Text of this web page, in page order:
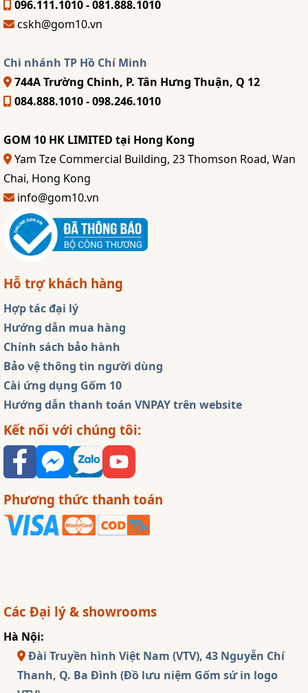
096.111.1010 - 081.888.1010
cskh@gom10.vn
Chi nhánh TP Hồ Chí Minh
744A Trường Chinh, P. Tân Hưng Thuận, Q 12
084.888.1010 - 098.246.1010
GOM 10 HK LIMITED tại Hong Kong
Yam Tze Commercial Building, 23 Thomson Road, Wan
Chai, Hong Kong
info@gom10.vn
Hỗ trợ khách hàng
Hợp tác đại lý
Hướng dẫn mua hàng
Chính sách bảo hành
Bảo vệ thông tin người dùng
Cài ứng dụng Gốm 10
Hướng dẫn thanh toán VNPAY trên website
Kết nối với chúng tôi:
Phương thức thanh toán
Các Đại lý & showrooms
Hà Nội:
Đài Truyền hình Việt Nam (VTV), 43 Nguyễn Chí
Thanh, Q. Ba Đình (Đồ lưu niệm Gốm sứ in logo